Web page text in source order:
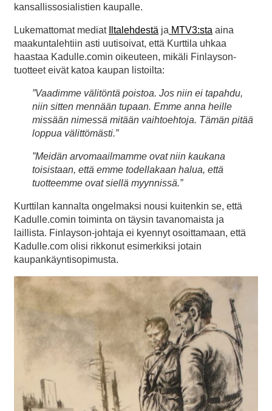
kansallissosialistien kaupalle.
Lukemattomat mediat Iltalehdestä ja MTV3:sta aina
maakuntalehtiin asti uutisoivat, että Kurttila uhkaa
haastaa Kadulle.comin oikeuteen, mikäli Finlayson-
tuotteet eivät katoa kaupan listoilta:
”Vaadimme välitöntä poistoa. Jos niin ei tapahdu,
niin sitten mennään tupaan. Emme anna heille
missään nimessä mitään vaihtoehtoja. Tämän pitää
loppua välittömästi.”
”Meidän arvomaailmamme ovat niin kaukana
toisistaan, että emme todellakaan halua, että
tuotteemme ovat siellä myynnissä.”
Kurttilan kannalta ongelmaksi nousi kuitenkin se, että
Kadulle.comin toiminta on täysin tavanomaista ja
laillista. Finlayson-johtaja ei kyennyt osoittamaan, että
Kadulle.com olisi rikkonut esimerkiksi jotain
kaupankäyntisopimusta.